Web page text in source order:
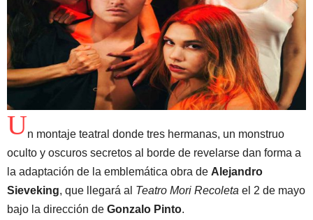
Un montaje teatral donde tres hermanas, un monstruo
oculto y oscuros secretos al borde de revelarse dan forma a
la adaptación de la emblemática obra de Alejandro
Sieveking, que llegará al Teatro Mori Recoleta el 2 de mayo
bajo la dirección de Gonzalo Pinto.